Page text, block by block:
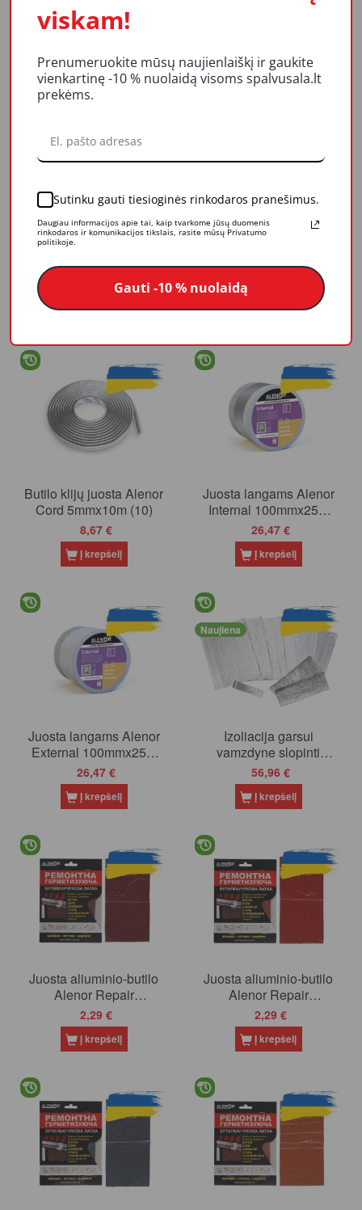
Stiklo audinio tinklelis
Scley "242", 42 mm x
Į krepšelį
Stiklo audinio tinklelis
Į krepšelį
Paviršių armavimo
audinys (tapetas) Hardy
Fleece 1m x 50m (0355-
205040)
75,90 €
Į krepšelį
K2 15mmx15m (8)
Į krepšelį
Butilo klijų juosta Alenor
Cord 5mmx10m (10)
8,67 €
Į krepšelį
Juosta langams Alenor
Internal 100mmx25m
3klij vidinė.
sidabrinė/pilka
26,47 €
Į krepšelį
Juosta langams Alenor
External 100mmx25m
3klij. išorinė balta
26,47 €
Į krepšelį
Naujiena
Izoliacija garsui
vamzdyne slopinti
Alenor NSP Soft PRO
110, 3m
56,96 €
Į krepšelį
Juosta aliuminio-butilo
Alenor Repair
200x100mm (RAL3005)
(20)
2,29 €
Į krepšelį
Juosta aliuminio-butilo
Alenor Repair
200x100mm (RAL3011)
(20)
2,29 €
Į krepšelį
viskam!
Prenumeruokite mūsų naujienlaiškį ir gaukite
vienkartinę -10 % nuolaidą visoms spalvusala.lt
prekėms.
Sutinku gauti tiesioginės rinkodaros pranešimus.
Daugiau informacijos apie tai, kaip tvarkome jūsų duomenis
rinkodaros ir komunikacijos tikslais, rasite mūsų Privatumo
politikoje.
Gauti -10 % nuolaidą